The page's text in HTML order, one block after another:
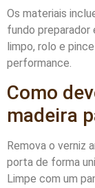
Os materiais
fundo preparador
limpo, rolo e
performance.
Como
madeira
Remova o verniz
porta de forma
Limpe com um